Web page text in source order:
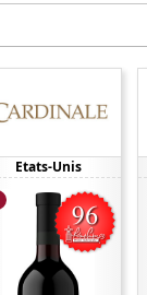
Etats-Unis